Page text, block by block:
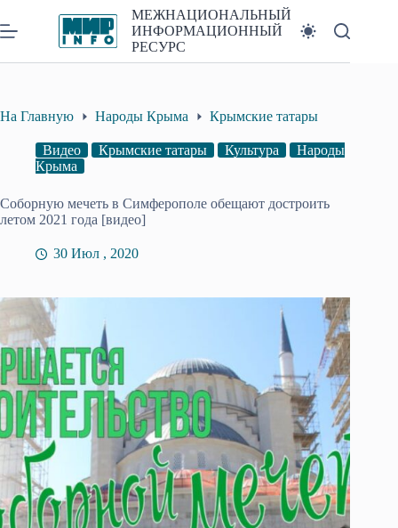
к
сути
МЕЖНАЦИОНАЛЬНЫЙ
ИНФОРМАЦИОННЫЙ
РЕСУРС
На Главную Народы Крыма Крымские татары
Видео Крымские татары Культура
Народы
Крыма
Соборную мечеть в Симферополе обещают достроить
летом 2021 года [видео]
30 Июл , 2020